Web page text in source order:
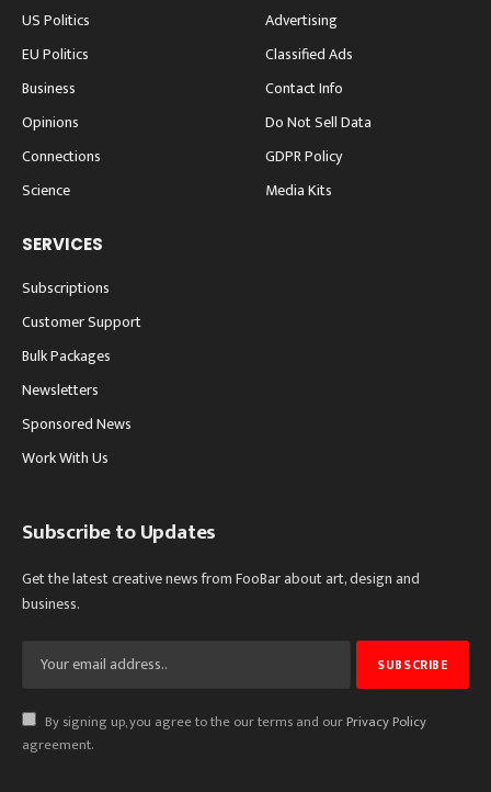
US Politics
EU Politics
Business
Opinions
Connections
Science
Advertising
Classified Ads
Contact Info
Do Not Sell Data
GDPR Policy
Media Kits
SERVICES
Subscriptions
Customer Support
Bulk Packages
Newsletters
Sponsored News
Work With Us
Subscribe to Updates
Get the latest creative news from FooBar about art, design and
business.
By signing up, you agree to the our terms and ourPrivacy Policy
agreement.